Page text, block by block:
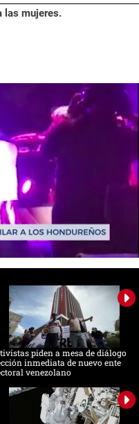
las mujeres.
piden a mesa de diálogo
inmediata de nuevo ente
venezolano